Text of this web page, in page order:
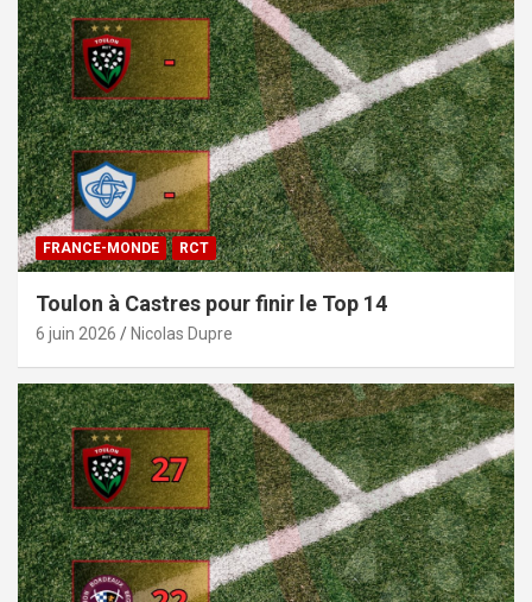
FRANCE-MONDE RCT
Toulon à Castres pour finir le Top 14
6 juin 2026 Nicolas Dupre